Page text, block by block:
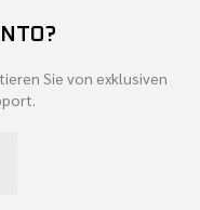
Sie von exklusiven